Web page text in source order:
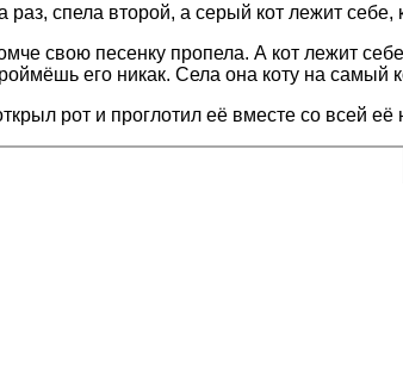
раз, спела второй, а серый кот лежит
свою песенку пропела. А кот лежит
его никак. Села она коту на
рот и проглотил её вместе со всей